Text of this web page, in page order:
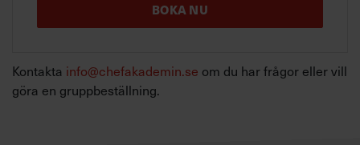
BOKA NU
Kontakta info@chefakademin.se om du har frågor eller vill
göra en gruppbeställning.